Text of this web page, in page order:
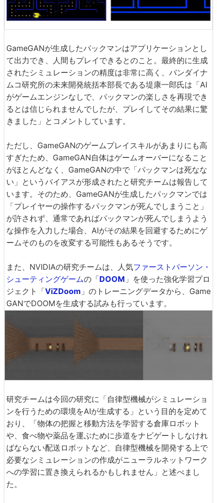
GameGANが生成したパックマンはアプリケーションとし
て出力でき、人間もプレイできるとのこと。最終的に生成
されたシミュレーションの精度は非常に高く、バンダイナ
ムコ研究所の未来開発統括本部長である堤康一郎氏は「AI
がゲームエンジンなしで、パックマンの楽しさを再現でき
るとは信じられませんでしたが、プレイしてその結果に驚
きました」とコメントしています。
ただし、GameGANのゲームプレイスキルがあまりにも高
すぎたため、GameGAN自体はゲームオーバーになること
がほとんどなく、GameGANの中で「パックマンは死なな
い」というバイアスが形成されたと研究チームは報告して
います。そのため、GameGANが生成したパックマンでは
「プレイヤーの操作するパックマンが死んでしまうこと」
が許されず、通常であればパックマンが死んでしまうよう
な操作を入力した場合、AIがその結果を回避するためにゲ
ームそのものを改変する可能性もあるそうです。
また、NVIDIAの研究チームは、人気ファーストパーソン・
シューティングゲームの「DOOM 」を使った強化学習プロ
ジェクト「ViZDoom 」のトレーニングデータから、Game
GANでDOOMを生成する試みも行っています。
研究チームは今回の研究に「自律型機械がシミュレーショ
ンを行うための環境をAIが生成する」という目的を定めて
おり、「物体の把握と移動方法を学習する倉庫ロボット
や、食べ物や薬品を運ぶために歩道をナビゲートしなけれ
ばならない配送ロボットなど、自律型機械を開発する上で
必要なシミュレーションの作成がニューラルネットワーク
への学習に置き換えられるかもしれません」と述べまし
た。